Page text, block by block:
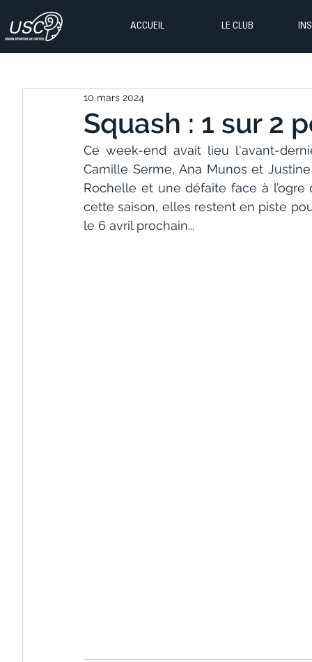
ACCUEIL LE CLUB
Squash : 1 sur 2
10 mars 2024
Ce week-end avait lieu l'avant-
Camille Serme, Ana Munos et
Rochelle et une défaite face à
cette saison, elles restent en piste
le 6 avril prochain...